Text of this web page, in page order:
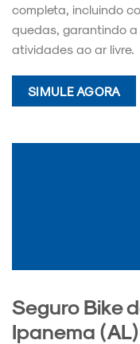
completa, incluindo
quedas, garantindo
atividades ao ar livre.
SIMULE AGORA
Seguro Bike
Ipanema (AL)